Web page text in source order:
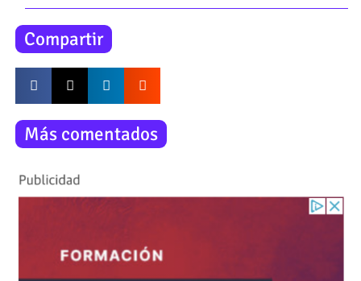
Compartir
Más comentados